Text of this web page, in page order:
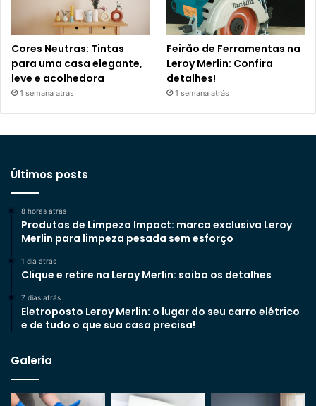
Cores Neutras: Tintas
para uma casa elegante,
leve e acolhedora
1 semana atrás
Feirão de Ferramentas na
Leroy Merlin: Confira
detalhes!
1 semana atrás
Últimos posts
8 horas atrás
Produtos de Limpeza Impact: marca exclusiva Leroy
Merlin para limpeza pesada sem esforço
1 dia atrás
Clique e retire na Leroy Merlin: saiba os detalhes
7 dias atrás
Eletroposto Leroy Merlin: o lugar do seu carro elétrico
e de tudo o que sua casa precisa!
Galeria